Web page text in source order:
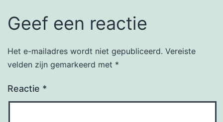
Geef een reactie
Het e-mailadres wordt niet gepubliceerd. Vereiste
velden zijn gemarkeerd met *
Reactie *